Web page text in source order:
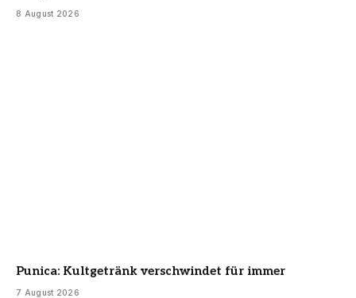
8 August 2026
Punica: Kultgetränk verschwindet für immer
7 August 2026